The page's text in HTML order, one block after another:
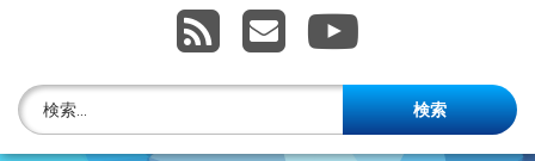
株主名簿管理人
ご相談について
RSSメールアドレス
YouTube
検索: